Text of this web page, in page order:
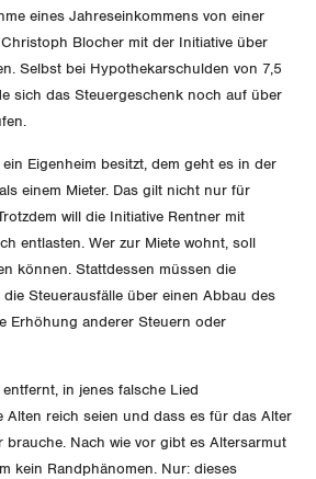
eines Jahreseinkommens von einer
Blocher mit der Initiative über
Selbst bei Hypothekarschulden von 7,5
sich das Steuergeschenk noch auf über
Eigenheim besitzt, dem geht es in der
einem Mieter. Das gilt nicht nur für
will die Initiative Rentner mit
entlasten. Wer zur Miete wohnt, soll
können. Stattdessen müssen die
Steuerausfälle über einen Abbau des
Erhöhung anderer Steuern oder
in jenes falsche Lied
Alten reich seien und dass es für das Alter
brauche. Nach wie vor gibt es Altersarmut
kein Randphänomen. Nur: dieses